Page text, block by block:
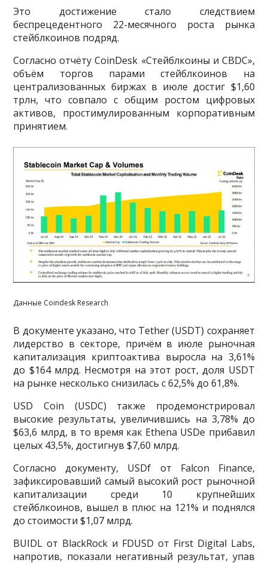
Это достижение стало следствием
беспрецедентного 22-месячного роста рынка
стейблкоинов подряд.
Согласно отчёту CoinDesk «Стейблкоины и CBDC»,
объём торгов парами стейблкоинов на
централизованных биржах в июле достиг $1,60
трлн, что совпало с общим ростом цифровых
активов, простимулированным корпоративным
принятием.
Данные Coindesk Research
В документе указано, что Tether (USDT) сохраняет
лидерство в секторе, причём в июле рыночная
капитализация криптоактива выросла на 3,61%
до $164 млрд. Несмотря на этот рост, доля USDT
на рынке несколько снизилась с 62,5% до 61,8%.
USD Coin (USDC) также продемонстрировал
высокие результаты, увеличившись на 3,78% до
$63,6 млрд, в то время как Ethena USDe прибавил
целых 43,5%, достигнув $7,60 млрд.
Согласно документу, USDf от Falcon Finance,
зафиксировавший самый высокий рост рыночной
капитализации среди 10 крупнейших
стейблкоинов, вышел в плюс на 121% и поднялся
до стоимости $1,07 млрд.
BUIDL от BlackRock и FDUSD от First Digital Labs,
напротив, показали негативный результат, упав